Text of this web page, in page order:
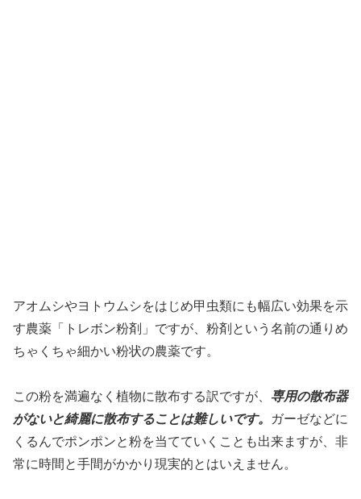
アオムシやヨトウムシをはじめ甲虫類にも幅広い効果を示
す農薬「トレボン粉剤」ですが、粉剤という名前の通りめ
ちゃくちゃ細かい粉状の農薬です。
この粉を満遍なく植物に散布する訳ですが、 専用の散布器
がないと綺麗に散布することは難しいです。
ガーゼなどに
くるんでポンポンと粉を当てていくことも出来ますが、非
常に時間と手間がかかり現実的とはいえません。